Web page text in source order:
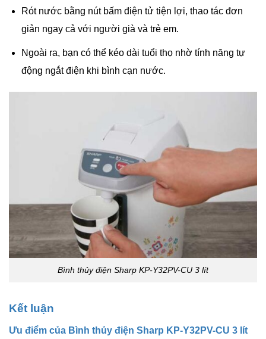
Rót nước bằng nút bấm điện tử tiện lợi, thao tác đơn
giản ngay cả với người già và trẻ em.
Ngoài ra, bạn có thể kéo dài tuổi thọ nhờ tính năng tự
động ngắt điện khi bình cạn nước.
Bình thủy điện Sharp KP-Y32PV-CU 3 lít
Kết luận
Ưu điểm của Bình thủy điện Sharp KP-Y32PV-CU 3 lít